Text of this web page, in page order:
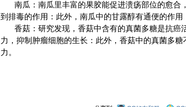
南瓜：南瓜里丰富的果胶能促进溃疡部位的愈合
到排毒的作用：此外，南瓜中的甘露醇有通便的作用
香菇：研究发现，香菇中含有的真菌多糖是抗
力，抑制肿瘤细胞的生长：此外，香菇中的真菌多
力。